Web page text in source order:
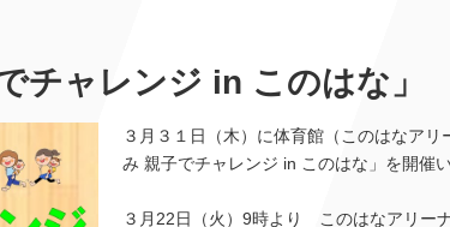
チャレンジ in このはな」
３月３１日（木）に体育館（このはなアリ
み 親子でチャレンジ in このはな」を開催い
３月22日（火）9時より このはなアリー